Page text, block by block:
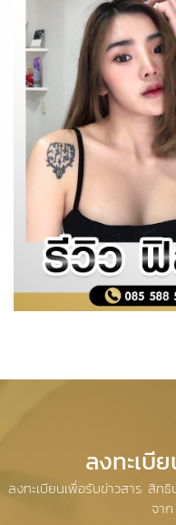
รีวิ
ร
รีวิ
ลงทะเบี
ลงทะเบียนเพื่อรับข่าวสาร สิท
จา